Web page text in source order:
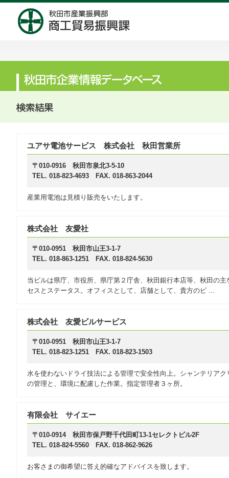
ユアサ電池サービス 株式会社 秋田営業所
〒010-0916 秋田市泉北3-5-10
TEL. 018-823-4693 FAX. 018-863-2044
産業用電池は見積り販売をいたします。
株式会社 友愛社
〒010-0951 秋田市山王3-1-7
TEL. 018-863-1251 FAX. 018-824-5630
当ビルは県庁、市役所、県庁第２庁舎、秋田銀行本店等、秋田の
セスとステータス。オフィスとして、店舗として、貴方のビ ...
株式会社 友愛ビルサービス
〒010-0951 秋田市山王3-1-7
TEL. 018-823-1251 FAX. 018-823-1503
水を使わないドライ技法による管理で安全性向上。シャンテリア
の管理と、環境に配慮した作業。指定管理者３ヶ所。
有限会社 サイエー
〒010-0914 秋田市保戸野千代田町13-1セレクトビル2F
TEL. 018-824-5560 FAX. 018-862-9626
お客さまの御希望に答え的確なアドバイスを致します。